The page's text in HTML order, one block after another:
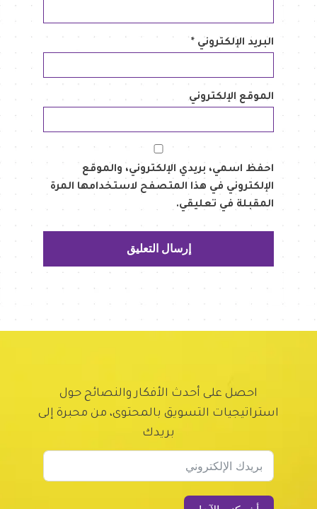
البريد الإلكتروني *
الموقع الإلكتروني
احفظ اسمي، بريدي الإلكتروني، والموقع
الإلكتروني في هذا المتصفح لاستخدامها المرة
المقبلة في تعليقي.
احصل على أحدث الأفكار والنصائح حول
استراتيجيات التسويق بالمحتوى، من محبرة إلى
بريدك